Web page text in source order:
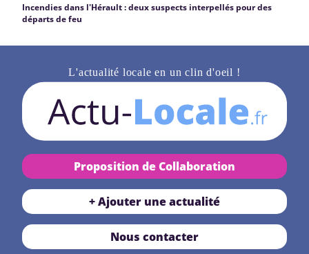
Incendies dans l'Hérault : deux suspects interpellés pour des
départs de feu
L'actualité locale en un clin d'oeil !
Proposition de Collaboration
+ Ajouter une actualité
Nous contacter